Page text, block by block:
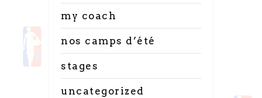
my coach
nos camps d’été
stages
uncategorized